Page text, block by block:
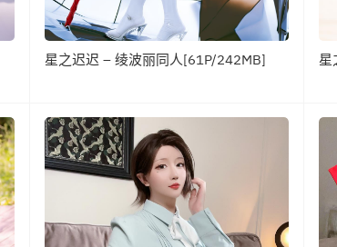
星之迟迟 – 绫波丽同人[61P/242MB] 星